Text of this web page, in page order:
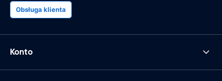
Obsługa klienta
Konto